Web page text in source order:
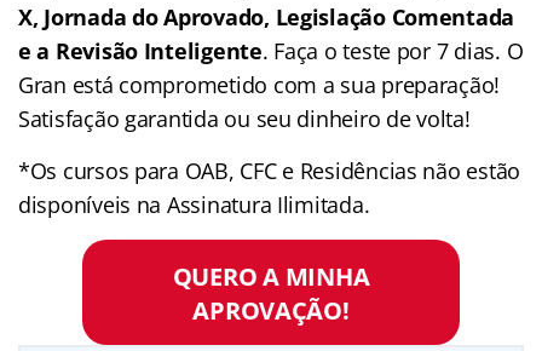
X, Jornada do Aprovado, Legislação Comentada
e a Revisão Inteligente. Faça o teste por 7 dias. O
Gran está comprometido com a sua preparação!
Satisfação garantida ou seu dinheiro de volta!
*Os cursos para OAB, CFC e Residências não estão
disponíveis na Assinatura Ilimitada.
QUERO A MINHA
APROVAÇÃO!